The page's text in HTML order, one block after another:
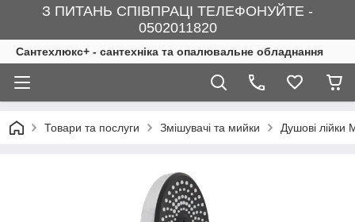
З ПИТАНЬ СПІВПРАЦІ ТЕЛЕФОНУЙТЕ -
0502011820
Сантехлюкс+ - сантехніка та опалювальне обладнання
Товари та послуги Змішувачі та мийки Душові лійки